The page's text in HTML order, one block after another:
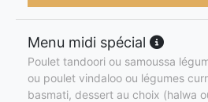
Menu midi spécial
Poulet tandoori ou samoussa
ou poulet vindaloo ou légumes
basmati, dessert au choix (halwa